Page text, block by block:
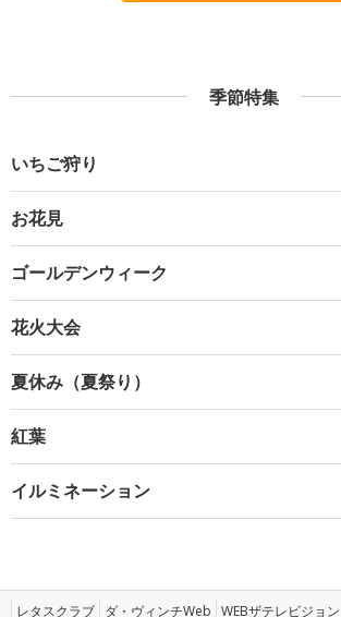
季節特集
いちご狩り
お花見
ゴールデンウィーク
花火大会
夏休み（夏祭り）
紅葉
イルミネーション
レタスクラブ ダ・ヴィンチWeb WEBザテレビジョン